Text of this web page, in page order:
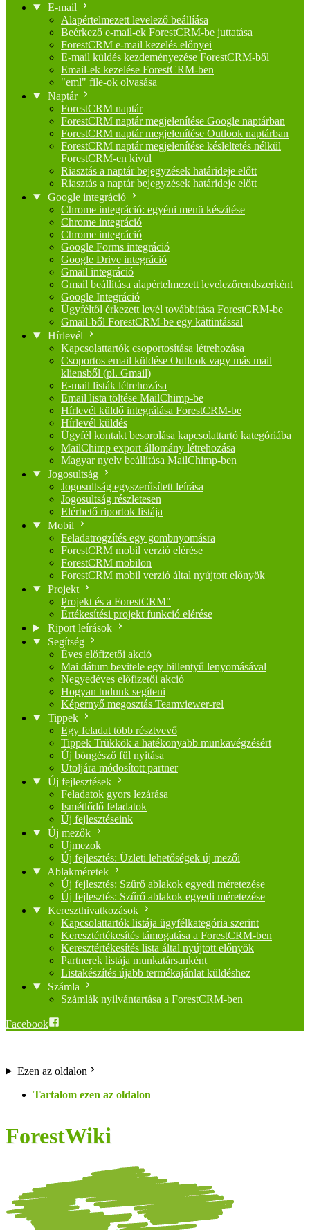
E-mail
Alapértelmezett levelező beállíása
Beérkező e-mail-ek ForestCRM-be juttatása
ForestCRM e-mail kezelés előnyei
E-mail küldés kezdeményezése ForestCRM-ből
Email-ek kezelése ForestCRM-ben
"eml" file-ok olvasása
Naptár
ForestCRM naptár
ForestCRM naptár megjelenítése Google naptárban
ForestCRM naptár megjelenítése Outlook naptárban
ForestCRM naptár megjelenítése késleltetés nélkül
ForestCRM-en kívül
Riasztás a naptár bejegyzések határideje előtt
Riasztás a naptár bejegyzések határideje előtt
Google integráció
Chrome integráció: egyéni menü készítése
Chrome integráció
Chrome integráció
Google Forms integráció
Google Drive integráció
Gmail integráció
Gmail beállítása alapértelmezett levelezőrendszerként
Google Integráció
Ügyféltől érkezett levél továbbítása ForestCRM-be
Gmail-ből ForestCRM-be egy kattintással
Hírlevél
Kapcsolattartók csoportosítása létrehozása
Csoportos email küldése Outlook vagy más mail
kliensből (pl. Gmail)
E-mail listák létrehozása
Email lista töltése MailChimp-be
Hírlevél küldő integrálása ForestCRM-be
Hírlevél küldés
Ügyfél kontakt besorolása kapcsolattartó kategóriába
MailChimp export állomány létrehozása
Magyar nyelv beállítása MailChimp-ben
Jogosultság
Jogosultság egyszerűsített leírása
Jogosultság részletesen
Elérhető riportok listája
Mobil
Feladatrögzítés egy gombnyomásra
ForestCRM mobil verzió elérése
ForestCRM mobilon
ForestCRM mobil verzió által nyújtott előnyök
Projekt
Projekt és a ForestCRM"
Értékesítési projekt funkció elérése
Riport leírások
Segítség
Éves előfizetői akció
Mai dátum bevitele egy billentyű lenyomásával
Negyedéves előfizetői akció
Hogyan tudunk segíteni
Képernyő megosztás Teamviewer-rel
Tippek
Egy feladat több résztvevő
Tippek Trükkök a hatékonyabb munkavégzésért
Új böngésző fül nyitása
Utoljára módosított partner
Új fejlesztések
Feladatok gyors lezárása
Ismétlődő feladatok
Új fejlesztéseink
Új mezők
Ujmezok
Új fejlesztés: Üzleti lehetőségek új mezői
Ablakméretek
Új fejlesztés: Szűrő ablakok egyedi méretezése
Új fejlesztés: Szűrő ablakok egyedi méretezése
Kereszthivatkozások
Kapcsolattartók listája ügyfélkategória szerint
Keresztértékesítés támogatása a ForestCRM-ben
Keresztértékesítés lista által nyújtott előnyök
Partnerek listája munkatársanként
Listakészítés újabb termékajánlat küldéshez
Számla
Számlák nyilvántartása a ForestCRM-ben
Facebook
Ezen az oldalon
ForestWiki